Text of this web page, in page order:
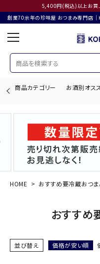
5,400円(税込)以上お買
創業70余年の珍味屋 おつまみ専門店│
商品カテゴリー お酒別オス
ACCOUNT MENU
お酒別オススメ
HOME おすすめ要冷蔵おつま
おすすめ
並び替え 価格が安い順